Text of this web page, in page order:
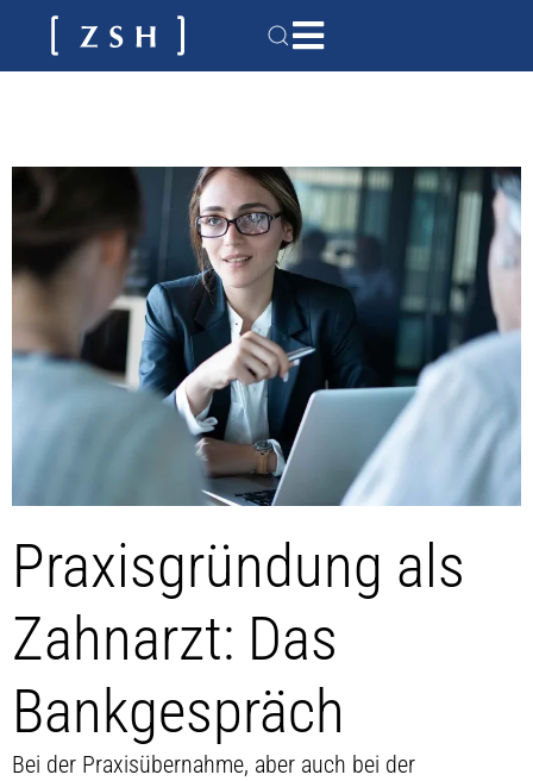
Praxisgründung als
Zahnarzt: Das
Bankgespräch
Bei der Praxisübernahme, aber auch bei der